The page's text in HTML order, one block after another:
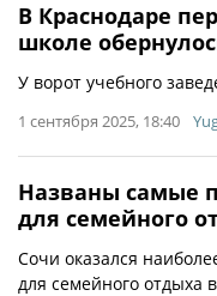
В Краснодаре
школе
У ворот учебного
1 сентября 2025, 18:40
Названы самые
для семейного
Сочи оказался
для семейного отдыха